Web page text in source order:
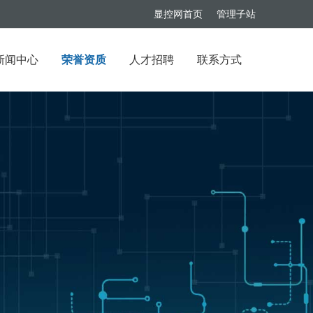
显控网首页 管理子站
闻中心 荣誉资质 人才招聘 联系方式